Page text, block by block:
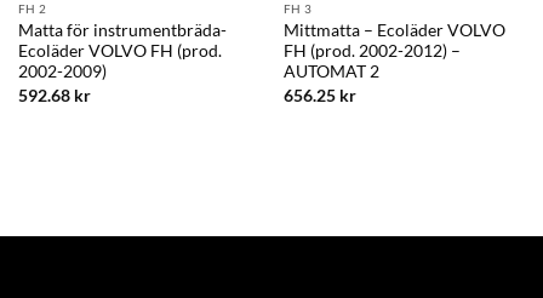
FH 2
Matta för instrumentbräda-
Ecoläder VOLVO FH (prod.
2002-2009)
592.68 kr
FH 3
Mittmatta – Ecoläder VOLVO
FH (prod. 2002-2012) –
AUTOMAT 2
656.25 kr